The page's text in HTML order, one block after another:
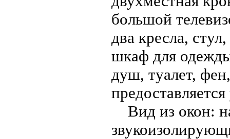
большой
два кресла,
шкаф для
душ, туалет,
Вид из окон: